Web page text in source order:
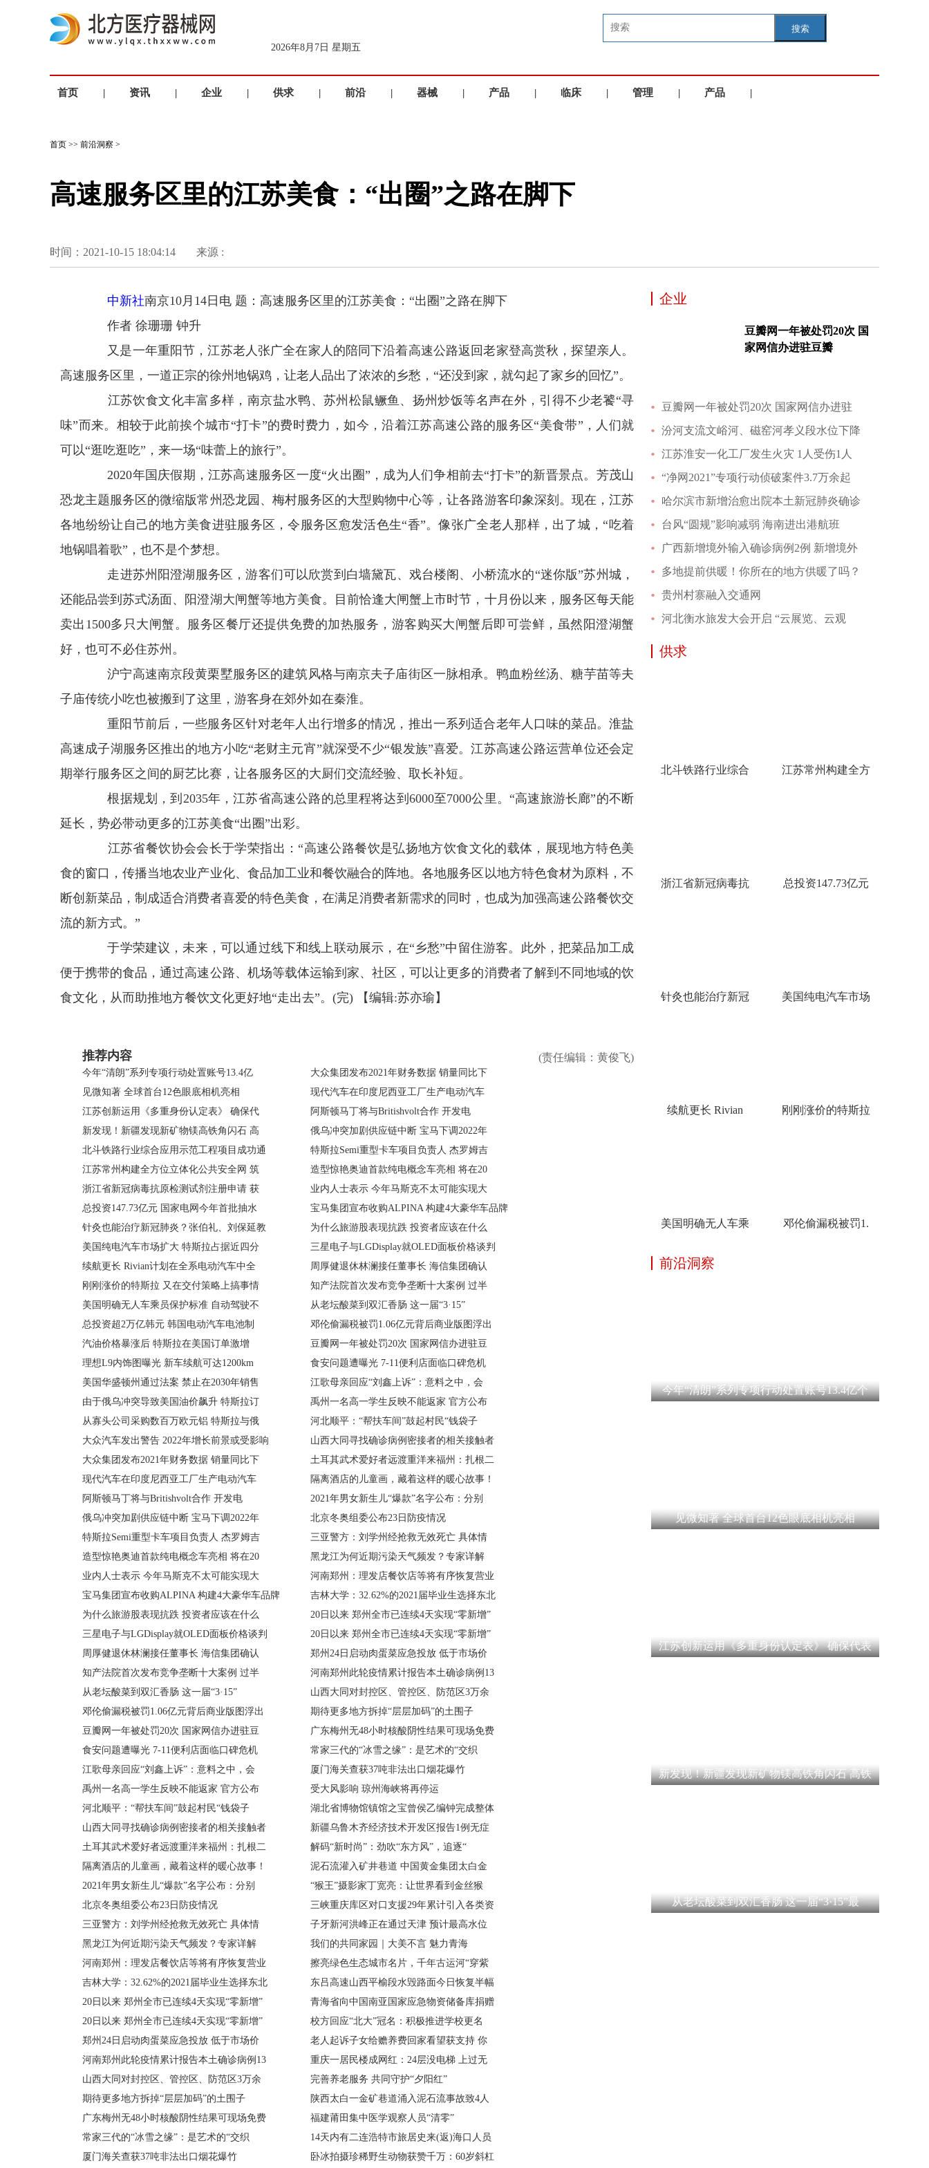
2026年8月7日 星期五
搜索
首页 | 资讯 | 企业 | 供求 | 前沿 | 器械 | 产品 | 临床 | 管理 | 产品 |
首页 >> 前沿洞察 >
高速服务区里的江苏美食：“出圈”之路在脚下
时间：2021-10-15 18:04:14 来源 :
中新社南京10月14日电 题：高速服务区里的江苏美食：“出圈”之路在脚下
作者 徐珊珊 钟升
又是一年重阳节，江苏老人张广全在家人的陪同下沿着高速公路返回老家登高赏秋，探望亲人。
高速服务区里，一道正宗的徐州地锅鸡，让老人品出了浓浓的乡愁，“还没到家，就勾起了家乡的回忆”。
江苏饮食文化丰富多样，南京盐水鸭、苏州松鼠鳜鱼、扬州炒饭等名声在外，引得不少老饕“寻
味”而来。相较于此前挨个城市“打卡”的费时费力，如今，沿着江苏高速公路的服务区“美食带”，人们就
可以“逛吃逛吃”，来一场“味蕾上的旅行”。
2020年国庆假期，江苏高速服务区一度“火出圈”，成为人们争相前去“打卡”的新晋景点。芳茂山
恐龙主题服务区的微缩版常州恐龙园、梅村服务区的大型购物中心等，让各路游客印象深刻。现在，江苏
各地纷纷让自己的地方美食进驻服务区，令服务区愈发活色生“香”。像张广全老人那样，出了城，“吃着
地锅唱着歌”，也不是个梦想。
走进苏州阳澄湖服务区，游客们可以欣赏到白墙黛瓦、戏台楼阁、小桥流水的“迷你版”苏州城，
还能品尝到苏式汤面、阳澄湖大闸蟹等地方美食。目前恰逢大闸蟹上市时节，十月份以来，服务区每天能
卖出1500多只大闸蟹。服务区餐厅还提供免费的加热服务，游客购买大闸蟹后即可尝鲜，虽然阳澄湖蟹
好，也可不必住苏州。
沪宁高速南京段黄栗墅服务区的建筑风格与南京夫子庙街区一脉相承。鸭血粉丝汤、糖芋苗等夫
子庙传统小吃也被搬到了这里，游客身在郊外如在秦淮。
重阳节前后，一些服务区针对老年人出行增多的情况，推出一系列适合老年人口味的菜品。淮盐
高速成子湖服务区推出的地方小吃“老财主元宵”就深受不少“银发族”喜爱。江苏高速公路运营单位还会定
期举行服务区之间的厨艺比赛，让各服务区的大厨们交流经验、取长补短。
根据规划，到2035年，江苏省高速公路的总里程将达到6000至7000公里。“高速旅游长廊”的不断
延长，势必带动更多的江苏美食“出圈”出彩。
江苏省餐饮协会会长于学荣指出：“高速公路餐饮是弘扬地方饮食文化的载体，展现地方特色美
食的窗口，传播当地农业产业化、食品加工业和餐饮融合的阵地。各地服务区以地方特色食材为原料，不
断创新菜品，制成适合消费者喜爱的特色美食，在满足消费者新需求的同时，也成为加强高速公路餐饮交
流的新方式。”
于学荣建议，未来，可以通过线下和线上联动展示，在“乡愁”中留住游客。此外，把菜品加工成
便于携带的食品，通过高速公路、机场等载体运输到家、社区，可以让更多的消费者了解到不同地域的饮
食文化，从而助推地方餐饮文化更好地“走出去”。(完)
【编辑:苏亦瑜】
(责任编辑：黄俊飞)
推荐内容
今年“清朗”系列专项行动处置账号13.4亿
见微知著 全球首台12色眼底相机亮相
江苏创新运用《多重身份认定表》 确保代
新发现！新疆发现新矿物镁高铁角闪石 高
北斗铁路行业综合应用示范工程项目成功通
江苏常州构建全方位立体化公共安全网 筑
浙江省新冠病毒抗原检测试剂注册申请 获
总投资147.73亿元 国家电网今年首批抽水
针灸也能治疗新冠肺炎？张伯礼、刘保延教
美国纯电汽车市场扩大 特斯拉占据近四分
续航更长 Rivian计划在全系电动汽车中全
刚刚涨价的特斯拉 又在交付策略上搞事情
美国明确无人车乘员保护标准 自动驾驶不
总投资超2万亿韩元 韩国电动汽车电池制
汽油价格暴涨后 特斯拉在美国订单激增
理想L9内饰图曝光 新车续航可达1200km
美国华盛顿州通过法案 禁止在2030年销售
由于俄乌冲突导致美国油价飙升 特斯拉订
从寡头公司采购数百万欧元铝 特斯拉与俄
大众汽车发出警告 2022年增长前景或受影响
大众集团发布2021年财务数据 销量同比下
现代汽车在印度尼西亚工厂生产电动汽车
阿斯顿马丁将与Britishvolt合作 开发电
俄乌冲突加剧供应链中断 宝马下调2022年
特斯拉Semi重型卡车项目负责人 杰罗姆吉
造型惊艳奥迪首款纯电概念车亮相 将在20
业内人士表示 今年马斯克不太可能实现大
宝马集团宣布收购ALPINA 构建4大豪华车品牌
为什么旅游股表现抗跌 投资者应该在什么
三星电子与LGDisplay就OLED面板价格谈判
周厚健退休林澜接任董事长 海信集团确认
知产法院首次发布竞争垄断十大案例 过半
从老坛酸菜到双汇香肠 这一届“3·15”
邓伦偷漏税被罚1.06亿元背后商业版图浮出
豆瓣网一年被处罚20次 国家网信办进驻豆
食安问题遭曝光 7-11便利店面临口碑危机
江歌母亲回应“刘鑫上诉”：意料之中，会
禹州一名高一学生反映不能返家 官方公布
河北顺平：“帮扶车间”鼓起村民“钱袋子
山西大同寻找确诊病例密接者的相关接触者
土耳其武术爱好者远渡重洋来福州：扎根二
隔离酒店的儿童画，藏着这样的暖心故事！
2021年男女新生儿“爆款”名字公布：分别
北京冬奥组委公布23日防疫情况
三亚警方：刘学州经抢救无效死亡 具体情
黑龙江为何近期污染天气频发？专家详解
河南郑州：理发店餐饮店等将有序恢复营业
吉林大学：32.62%的2021届毕业生选择东北
20日以来 郑州全市已连续4天实现“零新增”
20日以来 郑州全市已连续4天实现“零新增”
郑州24日启动肉蛋菜应急投放 低于市场价
河南郑州此轮疫情累计报告本土确诊病例13
山西大同对封控区、管控区、防范区3万余
期待更多地方拆掉“层层加码”的土围子
广东梅州无48小时核酸阴性结果可现场免费
常家三代的“冰雪之缘”：是艺术的“交织
厦门海关查获37吨非法出口烟花爆竹
大众集团发布2021年财务数据 销量同比下
现代汽车在印度尼西亚工厂生产电动汽车
阿斯顿马丁将与Britishvolt合作 开发电
俄乌冲突加剧供应链中断 宝马下调2022年
特斯拉Semi重型卡车项目负责人 杰罗姆吉
造型惊艳奥迪首款纯电概念车亮相 将在20
业内人士表示 今年马斯克不太可能实现大
宝马集团宣布收购ALPINA 构建4大豪华车品牌
为什么旅游股表现抗跌 投资者应该在什么
三星电子与LGDisplay就OLED面板价格谈判
周厚健退休林澜接任董事长 海信集团确认
知产法院首次发布竞争垄断十大案例 过半
从老坛酸菜到双汇香肠 这一届“3·15”
邓伦偷漏税被罚1.06亿元背后商业版图浮出
豆瓣网一年被处罚20次 国家网信办进驻豆
食安问题遭曝光 7-11便利店面临口碑危机
江歌母亲回应“刘鑫上诉”：意料之中，会
禹州一名高一学生反映不能返家 官方公布
河北顺平：“帮扶车间”鼓起村民“钱袋子
山西大同寻找确诊病例密接者的相关接触者
土耳其武术爱好者远渡重洋来福州：扎根二
隔离酒店的儿童画，藏着这样的暖心故事！
2021年男女新生儿“爆款”名字公布：分别
北京冬奥组委公布23日防疫情况
三亚警方：刘学州经抢救无效死亡 具体情
黑龙江为何近期污染天气频发？专家详解
河南郑州：理发店餐饮店等将有序恢复营业
吉林大学：32.62%的2021届毕业生选择东北
20日以来 郑州全市已连续4天实现“零新增”
20日以来 郑州全市已连续4天实现“零新增”
郑州24日启动肉蛋菜应急投放 低于市场价
河南郑州此轮疫情累计报告本土确诊病例13
山西大同对封控区、管控区、防范区3万余
期待更多地方拆掉“层层加码”的土围子
广东梅州无48小时核酸阴性结果可现场免费
常家三代的“冰雪之缘”：是艺术的“交织
厦门海关查获37吨非法出口烟花爆竹
受大风影响 琼州海峡将再停运
湖北省博物馆镇馆之宝曾侯乙编钟完成整体
新疆乌鲁木齐经济技术开发区报告1例无症
解码“新时尚”：劲吹“东方风”，追逐“
泥石流灌入矿井巷道 中国黄金集团太白金
“猴王”摄影家丁宽亮：让世界看到金丝猴
三峡重庆库区对口支援29年累计引入各类资
子牙新河洪峰正在通过天津 预计最高水位
我们的共同家园｜大美不言 魅力青海
擦亮绿色生态城市名片，千年古运河“穿紫
东吕高速山西平榆段水毁路面今日恢复半幅
青海省向中国南亚国家应急物资储备库捐赠
校方回应“北大”冠名：积极推进学校更名
老人起诉子女给赡养费回家看望获支持 你
重庆一居民楼成网红：24层没电梯 上过无
完善养老服务 共同守护“夕阳红”
陕西太白一金矿巷道涌入泥石流事故致4人
福建莆田集中医学观察人员“清零”
14天内有二连浩特市旅居史来(返)海口人员
卧冰拍摄珍稀野生动物获赞千万：60岁斜杠
企业
豆瓣网一年被处罚20次 国
家网信办进驻豆瓣
豆瓣网一年被处罚20次 国家网信办进驻
汾河支流文峪河、磁窑河孝义段水位下降
江苏淮安一化工厂发生火灾 1人受伤1人
“净网2021”专项行动侦破案件3.7万余起
哈尔滨市新增治愈出院本土新冠肺炎确诊
台风“圆规”影响减弱 海南进出港航班
广西新增境外输入确诊病例2例 新增境外
多地提前供暖！你所在的地方供暖了吗？
贵州村寨融入交通网
河北衡水旅发大会开启 “云展览、云观
供求
北斗铁路行业综合 江苏常州构建全方
浙江省新冠病毒抗 总投资147.73亿元
针灸也能治疗新冠 美国纯电汽车市场
续航更长 Rivian 刚刚涨价的特斯拉
美国明确无人车乘 邓伦偷漏税被罚1.
前沿洞察
今年“清朗”系列专项行动处置账号13.4亿个
见微知著 全球首台12色眼底相机亮相
江苏创新运用《多重身份认定表》 确保代表
新发现！新疆发现新矿物镁高铁角闪石 高铁
从老坛酸菜到双汇香肠 这一届“3·15”最